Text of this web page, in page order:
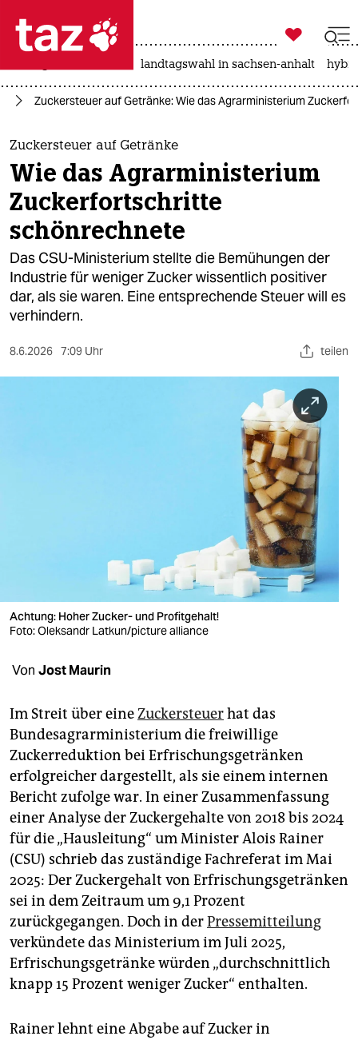
 taz zahl ich
taz zahl ich
themen
politik
öko
gesellschaft
kultur
sport
berlin
unterstützen
epaper login

taz zahl ich
landtagswahl in sachsen-anhalt
Zuckersteuer auf Getränke: Wie das Agrarministerium
Zuckersteuer auf Getränke
Wie das Agrarministerium
Zuckerfortschritte
schönrechnete
Das CSU-Ministerium stellte die Bemühungen der
Industrie für weniger Zucker wissentlich positiver
dar, als sie waren. Eine entsprechende Steuer will es
verhindern.
8.6.2026 7:09 Uhr teilen
Achtung: Hoher Zucker- und Profitgehalt!
Foto: Oleksandr Latkun/picture alliance
Von Jost Maurin
Im Streit über eineZuckersteuerhat das
Bundesagrarministerium die freiwillige
Zuckerreduktion bei Erfrischungsgetränken
erfolgreicher dargestellt, als sie einem internen
Bericht zufolge war. In einer Zusammenfassung
einer Analyse der Zuckergehalte von 2018 bis 2024
für die „Hausleitung“ um Minister Alois Rainer
(CSU) schrieb das zuständige Fachreferat im Mai
2025: Der Zuckergehalt von Erfrischungsgetränken
sei in dem Zeitraum um 9,1 Prozent
zurückgegangen. Doch in derPressemitteilung
verkündete das Ministerium im Juli 2025,
Erfrischungsgetränke würden „durchschnittlich
knapp 15 Prozent weniger Zucker“ enthalten.
Rainer lehnt eine Abgabe auf Zucker in